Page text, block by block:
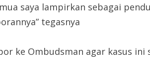
saya lampirkan sebagai
tegasnya
ke Ombudsman agar kasus ini